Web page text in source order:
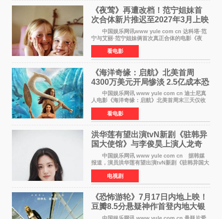
《夜莺》再遭改档！范宁姐妹首
次合体新片推迟至2027年3月上映
中国娱乐网讯www yule com cn 达科塔·范
宁与艾丽·范宁姐妹俩首次真正合体的电影《夜
莺》再度改档，从原定的2027年2月12日推迟至
同年3月19日北美上映，片方希望借此利用春假档
期争取更多年轻
看电影
《海洋奇缘：启航》北美首周
4300万美元开局惨淡 2.5亿成本恐
巨亏1亿
中国娱乐网讯 www yule com cn 迪士尼真
人电影《海洋奇缘：启航》北美首周末三天仅收
4300万美元（开画3827馆），中国内地首周票房
仅840万元人民币，全球开画票房约9500万美
元，远低于业内
看电影
洪华莲有望出演tvN新剧《驻韩异
国大使馆》与李俊昊上演人龙奇
幻罗曼史
中国娱乐网讯 www yule com cn 据韩媒
报道，演员洪华莲有望出演tvN新剧《驻韩异国大
使馆》女主角，与李俊昊合作，引发观众期
待。 该剧讲述了一位因管理驻韩异国大使馆
（负责管理居住在大
电视剧
《恐怖游轮》7月17日内地上映！
豆瓣8.5分悬疑神作首登内地大银